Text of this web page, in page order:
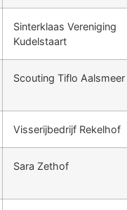
Sinterklaas Vereniging
Kudelstaart
Scouting Tiflo Aalsmeer
Visserijbedrijf Rekelhof
Sara Zethof